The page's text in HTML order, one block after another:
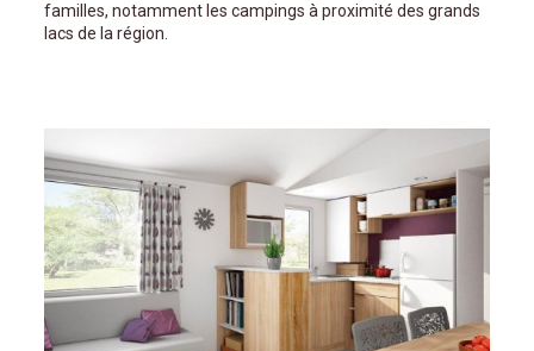
familles, notamment les campings à proximité des grands
lacs de la région.